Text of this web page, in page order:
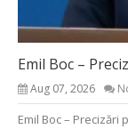
Emil Boc –
Aug 07, 2026
Emil Boc –